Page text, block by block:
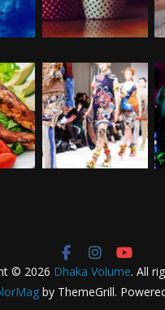
© 2026 Dhaka Volume. All
by ThemeGrill.